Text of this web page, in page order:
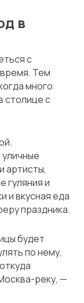
в
с
Тем
много
столице с
артисты,
гуляния и
и вкусная еда
праздника.
будет
по нему,
реку, —